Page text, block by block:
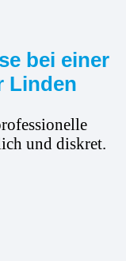
bei einer
Linden
und diskret.